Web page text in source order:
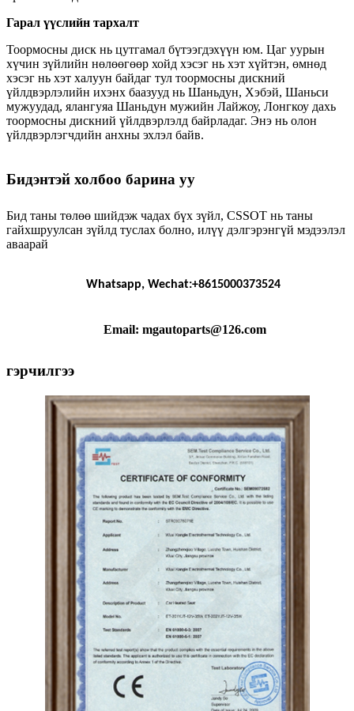
Гарал үүслийн тархалт
Тоормосны диск нь цутгамал бүтээгдэхүүн юм. Цаг уурын
хүчин зүйлийн нөлөөгөөр хойд хэсэг нь хэт хүйтэн, өмнөд
хэсэг нь хэт халуун байдаг тул тоормосны дискний
үйлдвэрлэлийн ихэнх баазууд нь Шаньдун, Хэбэй, Шаньси
мужуудад, ялангуяа Шаньдун мужийн Лайжоу, Лонгкоу дахь
тоормосны дискний үйлдвэрлэлд байрладаг. Энэ нь олон
үйлдвэрлэгчдийн анхны эхлэл байв.
Бидэнтэй холбоо барина уу
Бид таны төлөө шийдэж чадах бүх зүйл, CSSOT нь таны
гайхшруулсан зүйлд туслах болно, илүү дэлгэрэнгүй мэдээлэл
аваарай
Whatsapp, Wechat:+8615000373524
Email: mgautoparts@126.com
гэрчилгээ